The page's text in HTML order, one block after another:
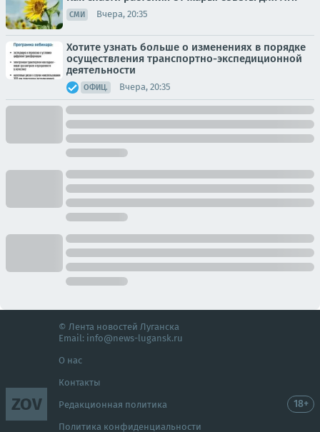
СМИ Вчера, 20:35
Хотите узнать больше о изменениях в порядке
осуществления транспортно-экспедиционной
деятельности
ОФИЦ. Вчера, 20:35
ZOV
© Лента новостей Луганска
Email: info@news-lugansk.ru
О нас
Контакты
Редакционная политика
Политика конфиденциальности
18+